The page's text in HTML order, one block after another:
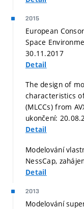
2015
European
Space
30.11.2017
Detail
The design of
characteristics
(MLCCs) from
ukončení:
Detail
Modelování
NessCap,
Detail
2013
Modelování